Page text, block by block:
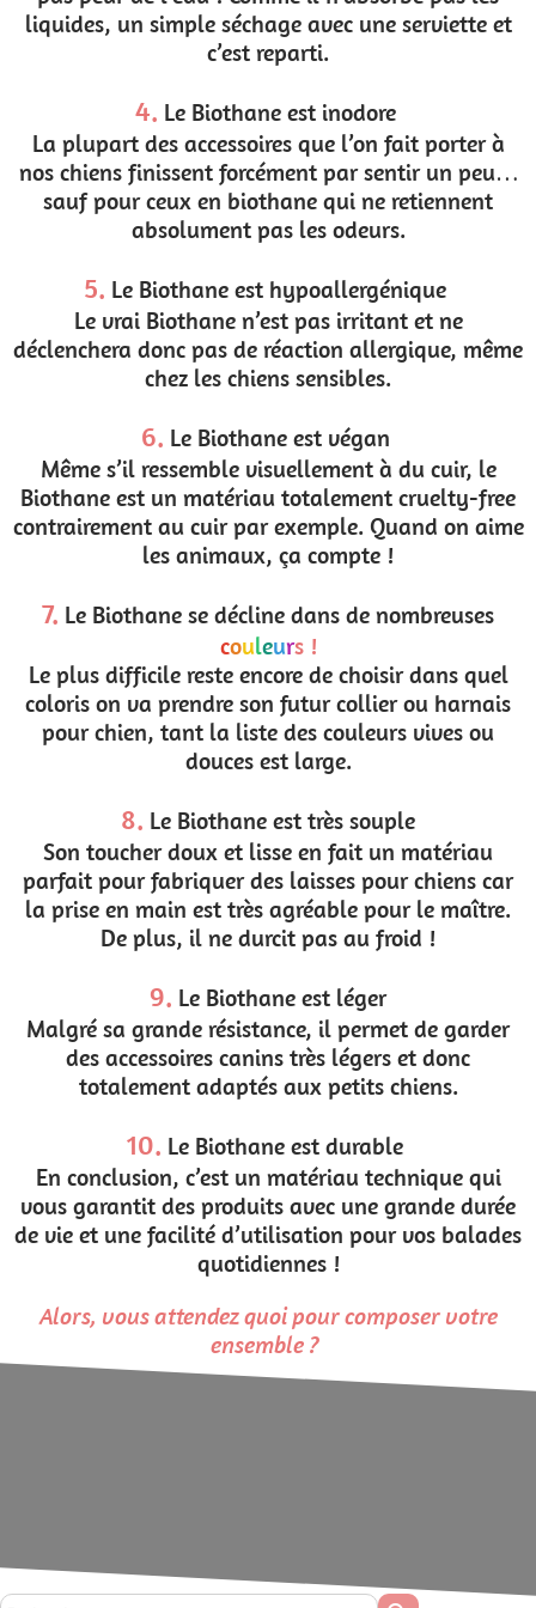
liquides, un simple séchage avec une serviette et
c’est reparti.
4. Le Biothane est inodore
La plupart des accessoires que l’on fait porter à
nos chiens finissent forcément par sentir un peu…
sauf pour ceux en biothane qui ne retiennent
absolument pas les odeurs.
5. Le Biothane est hypoallergénique
Le vrai Biothane n’est pas irritant et ne
déclenchera donc pas de réaction allergique, même
chez les chiens sensibles.
6. Le Biothane est végan
Même s’il ressemble visuellement à du cuir, le
Biothane est un matériau totalement cruelty-free
contrairement au cuir par exemple. Quand on aime
les animaux, ça compte !
7. Le Biothane se décline dans de nombreuses
couleurs !
Le plus difficile reste encore de choisir dans quel
coloris on va prendre son futur collier ou harnais
pour chien, tant la liste des couleurs vives ou
douces est large.
8. Le Biothane est très souple
Son toucher doux et lisse en fait un matériau
parfait pour fabriquer des laisses pour chiens car
la prise en main est très agréable pour le maître.
De plus, il ne durcit pas au froid !
9. Le Biothane est léger
Malgré sa grande résistance, il permet de garder
des accessoires canins très légers et donc
totalement adaptés aux petits chiens.
10. Le Biothane est durable
En conclusion, c’est un matériau technique qui
vous garantit des produits avec une grande durée
de vie et une facilité d’utilisation pour vos balades
quotidiennes !
Alors, vous attendez quoi pour composer votre
ensemble ?